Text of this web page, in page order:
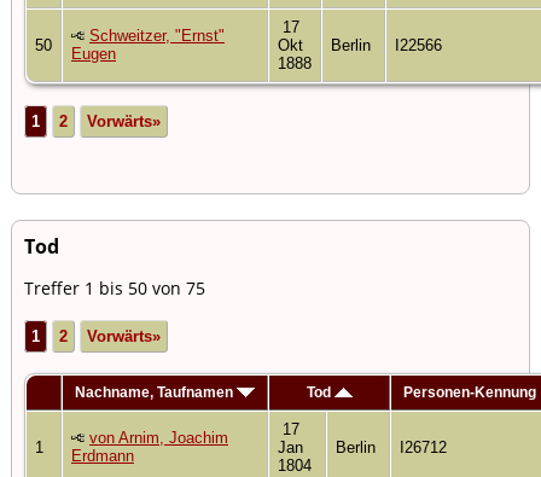
50
Schweitzer, "Ernst"
Eugen
17
Okt
1888
Berlin I22566
1 2 Vorwärts»
Tod
Treffer 1 bis 50 von 75
1 2 Vorwärts»
Nachname, Taufnamen Tod Personen-Kennung
1
von Arnim, Joachim
Erdmann
17
Jan
1804
Berlin I26712